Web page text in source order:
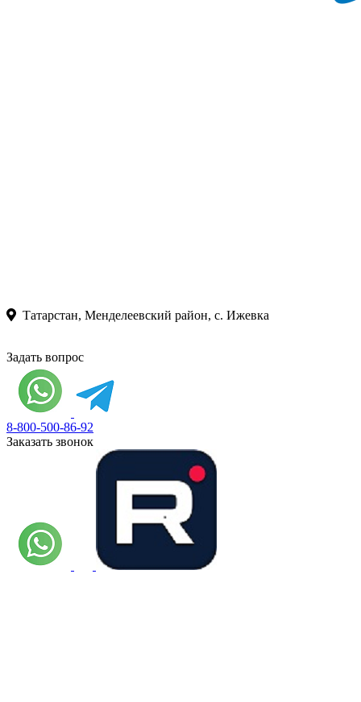
Татарстан, Менделеевский район, с. Ижевка
Задать вопрос
8-800-500-86-92
Заказать звонок